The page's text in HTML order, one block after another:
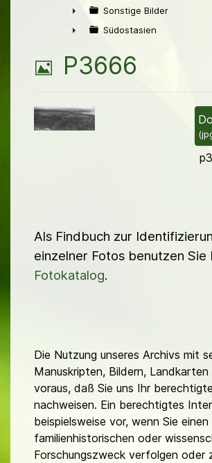
►
►
Sonstige Bilder
Südostasien
B
l
P3666
(
Als Findbuch zur
einzelner Fotos benutzen
Fotokatalog.
Die Nutzung unseres Archivs mit
Manuskripten, Bildern,
voraus, daß Sie uns Ihr
nachweisen. Ein berechtigtes
beispielsweise vor, wenn Sie einen
familienhistorischen oder
Forschungszweck verfolgen oder